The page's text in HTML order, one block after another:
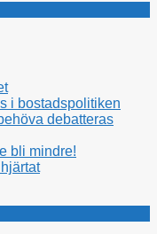
i bostadspolitiken
debatteras
bli mindre!